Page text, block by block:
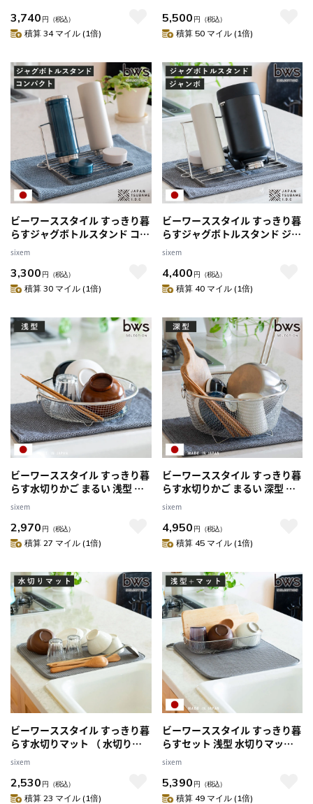
り シンク上 折りたたみ 食洗機
対応 水筒 ラック スタンド コン
3,740 円 （税込）
積算 34 マイル (1倍)
鉄製フライパン 蓋付き 浅型 20
センチ 鉄のフライパン 鉄製 燕
5,500 円 （税込）
積算 50 マイル (1倍)
ビーワーススタイル すっきり暮
らすジャグボトルスタンド コン
パクト （ 水切りラック 水切り
かご ボトルスタンド シンク上
折りたたみ 食洗機対応 日本製
水筒 ボトル 水切り 洗い物 スタ
sixem
3,300 円 （税込）
積算 30 マイル (1倍)
ビーワーススタイル すっきり暮
らすジャグボトルスタンド ジャ
ンボ （ 水切りラック 日本製 ス
テンレス 水切りかご 水切りカ
ゴ 水切り シンク上 折りたたみ
食洗機対応 水筒 ラック スタン
sixem
4,400 円 （税込）
積算 40 マイル (1倍)
ビーワーススタイル すっきり暮
らす水切りかご まるい 浅型 （
水切りラック 日本製 ステンレ
り シンク上 丸 丸型 燕三条 食洗
機対応 水切りバスケット ざる
sixem
2,970 円 （税込）
積算 27 マイル (1倍)
ビーワーススタイル すっきり暮
らす水切りかご まるい 深型 （
水切りラック 日本製 ステンレ
り シンク上 丸 丸型 燕三条 食洗
機対応 水切りバスケット ざる
sixem
4,950 円 （税込）
積算 45 マイル (1倍)
ビーワーススタイル すっきり暮
らす水切りマット （ 水切りラ
ック 大判 洗える 畳める 厚手 洗
濯対応 吸水速乾マット 食器乾
燥マット シンクマット キッチ
ン ）
sixem
2,530 円 （税込）
積算 23 マイル (1倍)
ビーワーススタイル すっきり暮
らすセット 浅型 水切りマット
付き （ 水切りラック 日本製 ス
テンレス 水切りかご 水切り シ
ンク上 食洗機対応 水切りカゴ
燕三条 水切りバスケット ざる
sixem
5,390 円 （税込）
積算 49 マイル (1倍)